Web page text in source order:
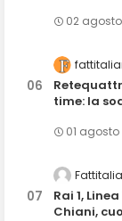
02 agosto
time: la
01 agosto
Rai 1,
Chiani,